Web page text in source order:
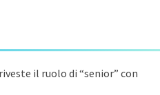
il ruolo di “senior” con